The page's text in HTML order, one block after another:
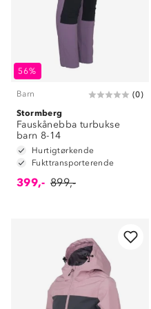
56%
Barn (0)
Stormberg
Fauskånebba turbukse
barn 8-14
Hurtigtørkende
Fukttransporterende
399,- 899,-